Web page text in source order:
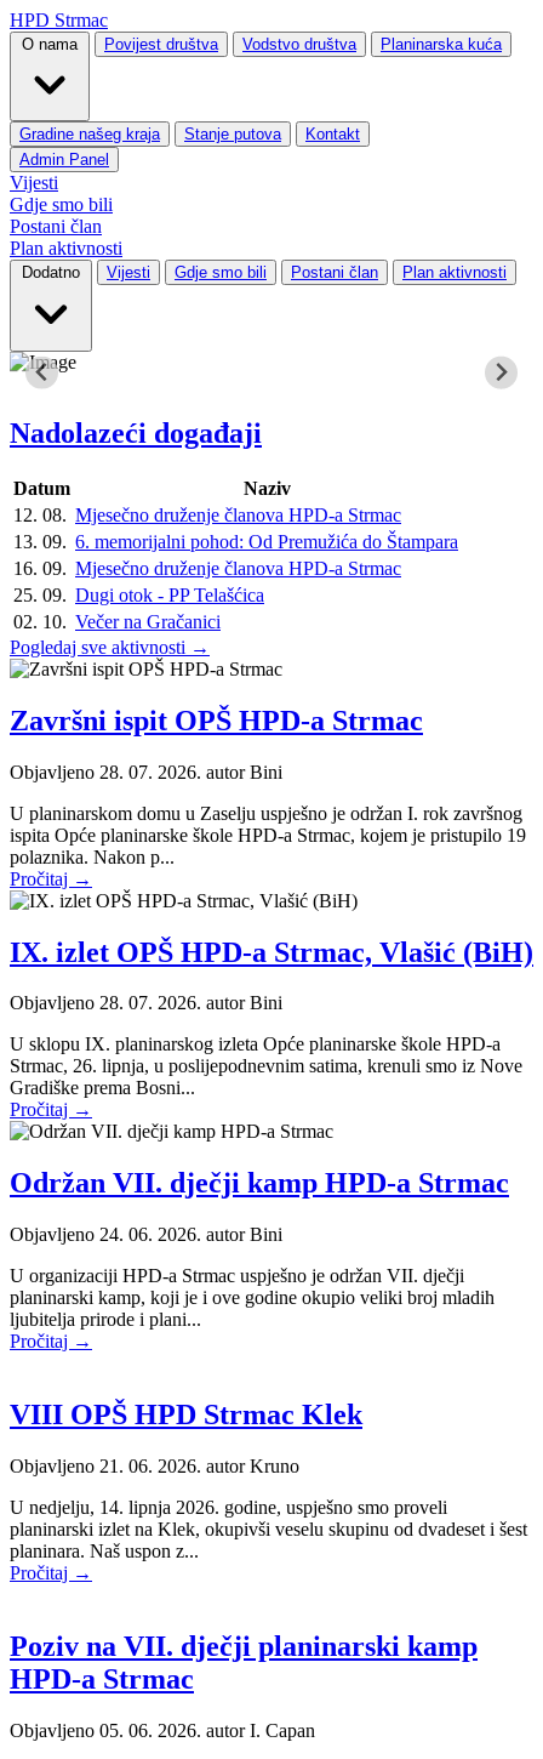
HPD Strmac
O nama Povijest društva Vodstvo društva Planinarska kuća
Gradine našeg kraja Stanje putova
Kontakt
Admin Panel
Vijesti
Gdje smo bili
Postani član
Plan aktivnosti
Dodatno Vijesti Gdje smo bili Postani član Plan aktivnosti
Nadolazeći događaji
Datum
Naziv
12. 08. Mjesečno druženje članova HPD-a Strmac
13. 09. 6. memorijalni pohod: Od Premužića do Štampara
16. 09. Mjesečno druženje članova HPD-a Strmac
25. 09. Dugi otok - PP Telašćica
02. 10. Večer na Gračanici
Pogledaj sve aktivnosti →
Završni ispit OPŠ HPD-a Strmac
Objavljeno 28. 07. 2026. autorBini
U planinarskom domu u Zaselju uspješno je održan I. rok završnog
ispita Opće planinarske škole HPD-a Strmac, kojem je pristupilo 19
polaznika. Nakon p...
Pročitaj →
IX. izlet OPŠ HPD-a Strmac, Vlašić (BiH)
Objavljeno 28. 07. 2026. autorBini
U sklopu IX. planinarskog izleta Opće planinarske škole HPD-a
Strmac, 26. lipnja, u poslijepodnevnim satima, krenuli smo iz Nove
Gradiške prema Bosni...
Pročitaj →
Održan VII. dječji kamp HPD-a Strmac
Objavljeno 24. 06. 2026. autorBini
U organizaciji HPD-a Strmac uspješno je održan VII. dječji
planinarski kamp, koji je i ove godine okupio veliki broj mladih
ljubitelja prirode i plani...
Pročitaj →
VIII OPŠ HPD Strmac Klek
Objavljeno 21. 06. 2026. autorKruno
U nedjelju, 14. lipnja 2026. godine, uspješno smo proveli
planinarski izlet na Klek, okupivši veselu skupinu od dvadeset i šest
planinara. Naš uspon z...
Pročitaj →
Poziv na VII. dječji planinarski kamp
HPD-a Strmac
Objavljeno 05. 06. 2026. autorI. Capan